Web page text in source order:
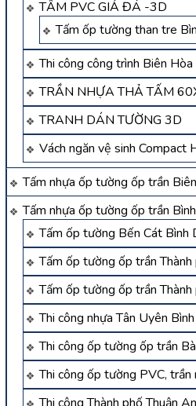
TẤM PVC GIẢ ĐÁ -3D
Tấm ốp tường than tre
Thi công công trình Biên
TRẦN NHỰA THẢ TẤM
TRANH DÁN TƯỜNG 3D
Vách ngăn vệ sinh Compact
Tấm nhựa ốp tường ốp trần
Tấm nhựa ốp tường ốp trần
Tấm ốp tường Bến Cát Bình
Tấm ốp tường ốp trần
Tấm ốp tường ốp trần
Thi công nhựa Tân Uyên
Thi công ốp tường ốp trần
Thi công ốp tường PVC, trần